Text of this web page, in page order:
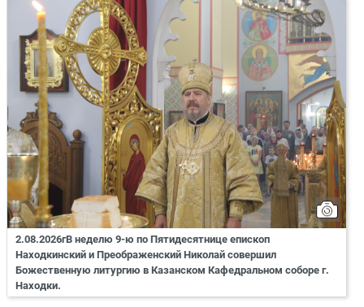
2.08.2026гВ неделю 9-ю по Пятидесятнице епископ
Находкинский и Преображенский Николай совершил
Божественную литургию в Казанском Кафедральном соборе г.
Находки.